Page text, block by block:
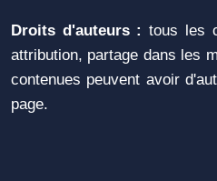
Droits d'auteurs : tous les
attribution, partage dans les
contenues peuvent avoir
page.